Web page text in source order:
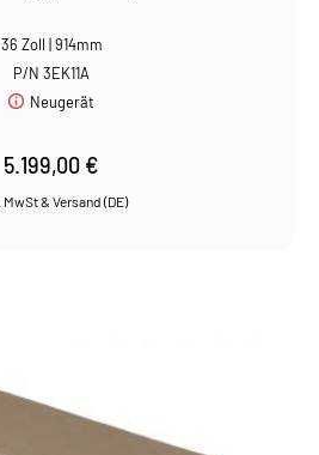
36 Zoll | 914mm
P/N 3EK11A
Neugerät
5.199,00 €